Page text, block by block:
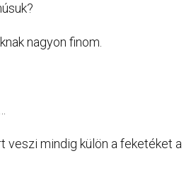
nagyon finom.
veszi mindig külön a feketéket a